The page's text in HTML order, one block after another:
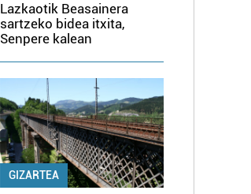
Lazkaotik Beasainera
sartzeko bidea itxita,
Senpere kalean
GIZARTEA